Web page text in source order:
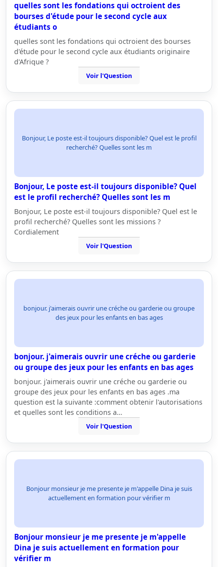
quelles sont les fondations qui octroient des
bourses d'étude pour le second cycle aux
étudiants o
quelles sont les fondations qui octroient des bourses
d'étude pour le second cycle aux étudiants originaire
d'Afrique ?
Voir l'Question
Bonjour, Le poste est-il toujours disponible? Quel est le profil
recherché? Quelles sont les m
Bonjour, Le poste est-il toujours disponible? Quel
est le profil recherché? Quelles sont les m
Bonjour, Le poste est-il toujours disponible? Quel est le
profil recherché? Quelles sont les missions ?
Cordialement
Voir l'Question
bonjour. j'aimerais ouvrir une créche ou garderie ou groupe
des jeux pour les enfants en bas ages
bonjour. j'aimerais ouvrir une créche ou garderie
ou groupe des jeux pour les enfants en bas ages
bonjour. j'aimerais ouvrir une créche ou garderie ou
groupe des jeux pour les enfants en bas ages .ma
question est la suivante :comment obtenir l'autorisations
et quelles sont les conditions a…
Voir l'Question
Bonjour monsieur je me presente je m'appelle Dina je suis
actuellement en formation pour vérifier m
Bonjour monsieur je me presente je m'appelle
Dina je suis actuellement en formation pour
vérifier m